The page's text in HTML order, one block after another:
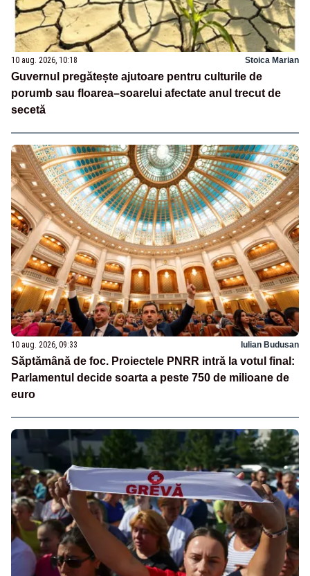
10 aug. 2026, 10:18 Stoica Marian
Guvernul pregătește ajutoare pentru culturile de
porumb sau floarea–soarelui afectate anul trecut de
secetă
10 aug. 2026, 09:33 Iulian Budusan
Săptămână de foc. Proiectele PNRR intră la votul final:
Parlamentul decide soarta a peste 750 de milioane de
euro